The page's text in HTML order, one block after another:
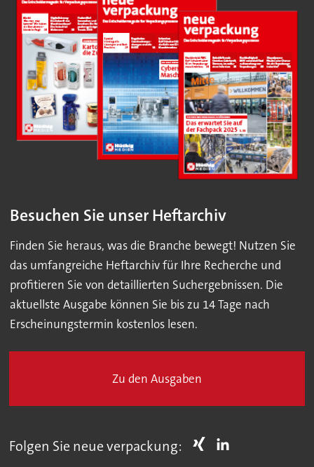
Besuchen Sie unser Heftarchiv
Finden Sie heraus, was die Branche bewegt! Nutzen Sie
das umfangreiche Heftarchiv für Ihre Recherche und
profitieren Sie von detaillierten Suchergebnissen. Die
aktuellste Ausgabe können Sie bis zu 14 Tage nach
Erscheinungstermin kostenlos lesen.
Zu den Ausgaben
Folgen Sie neue verpackung: